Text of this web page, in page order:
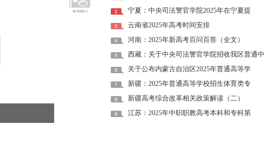
宁夏：中央司法警官学院2025年在宁夏提
云南省2025年高考时间安排
河南：2025年新高考百问百答（全文）
西藏：关于中央司法警官学院招收我区普通中
关于公布内蒙古自治区2025年普通高等学
新疆：2025年普通高等学校招生体育类专
新疆高考综合改革相关政策解读（二）
江苏：2025年中职职教高考本科和专科第